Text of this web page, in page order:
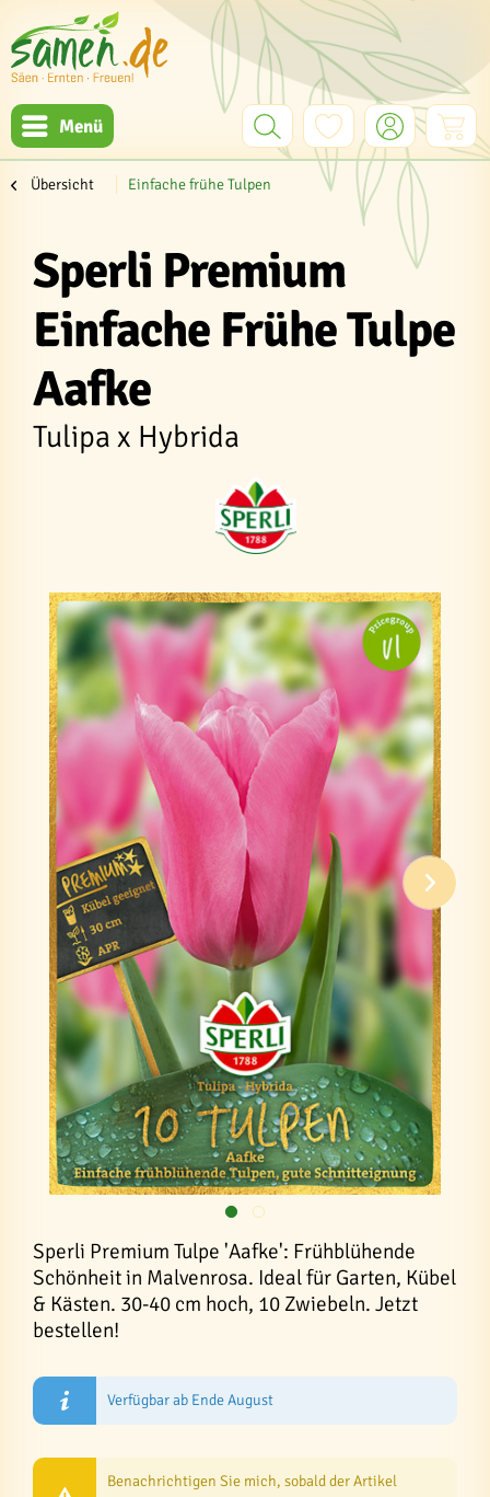
Menü
Übersicht Einfache frühe Tulpen
Sperli Premium
Einfache Frühe Tulpe
Aafke
Tulipa x Hybrida
Sperli Premium Tulpe 'Aafke': Frühblühende
Schönheit in Malvenrosa. Ideal für Garten, Kübel
& Kästen. 30-40 cm hoch, 10 Zwiebeln. Jetzt
bestellen!
Verfügbar ab Ende August
Benachrichtigen Sie mich, sobald der Artikel